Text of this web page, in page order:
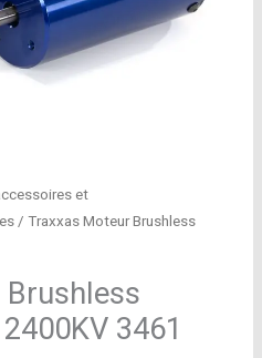
et
/ Traxxas Moteur Brushless
3461